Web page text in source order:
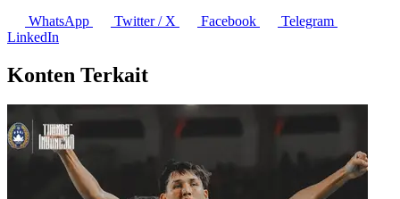
WhatsApp
Twitter / X Facebook
Telegram
LinkedIn
Konten Terkait